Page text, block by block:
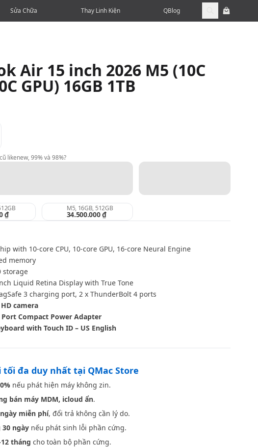
Sửa Chữa Thay Linh Kiện QBlog
Air 15 inch 2026 M5 (10C
GPU) 16GB 1TB
likenew, 99% và 98%?
₫
M5, 16GB, 512GB
34.500.000 ₫
with 10‑core CPU, 10‑core GPU, 16‑core Neural Engine
memory
storage
Liquid Retina Display with True Tone
3 charging port, 2 x ThunderBolt 4 ports
camera
Port Compact Power Adapter
with Touch ID – US English
tối đa duy nhất tại QMac Store
nếu phát hiện máy không zin.
bán máy MDM, icloud ẩn.
miễn phí, đổi trả không cần lý do.
ngày nếu phát sinh lỗi phần cứng.
tháng cho toàn bộ phần cứng.